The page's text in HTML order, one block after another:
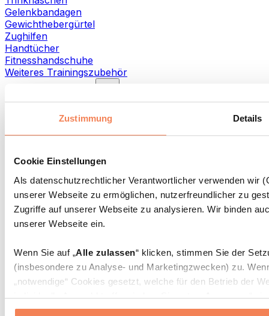
Zustimmung Details
Cookie Einstellungen
Als datenschutzrechtlicher Verantwortlicher verwenden wir
unserer Webseite zu ermöglichen, nutzerfreundlicher zu
Zugriffe auf unserer Webseite zu analysieren. Wir binden
unserer Webseite ein.
Wenn Sie auf „Alle zulassen“ klicken, stimmen Sie der
(insbesondere zu Analyse- und Marketingzwecken) zu.
„notwendige“ Cookies gesetzt, welche für den Betrieb der
individuelle Auswahl treffen, indem Sie unter „Anpassen“
erlauben“ klicken.
Gelenkbandagen
Gewichthebergürtel
Zughilfen
Handtücher
Fitnesshandschuhe
Weiteres Trainingszubehör
Massagepistolen
Massagegeräte
Weitere Rehabilitationshilfen
Taschen & Rucksäcke
Sporttaschen
Rucksäcke
Zubehör nach Aktivität
Laufen
Radfahren
Yoga & Pilates
Kältetherapie
Schwimmen
Wandern